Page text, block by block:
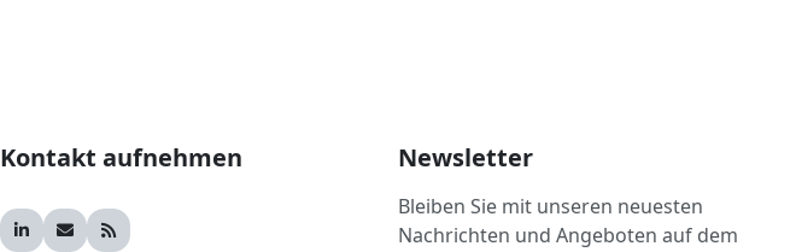
Kontakt aufnehmen Newsletter
Bleiben Sie mit unseren neuesten
Nachrichten und Angeboten auf dem